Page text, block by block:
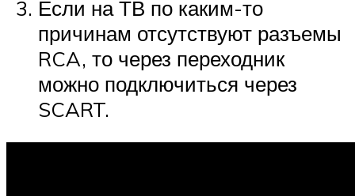
Если на ТВ по каким-то
причинам отсутствуют разъемы
RCA, то через переходник
можно подключиться через
SCART.